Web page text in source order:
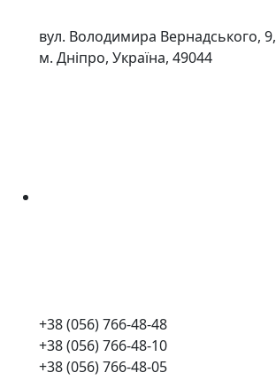
вул. Володимира Вернадського, 9,
м. Дніпро, Україна, 49044
+38 (056) 766-48-48
+38 (056) 766-48-10
+38 (056) 766-48-05